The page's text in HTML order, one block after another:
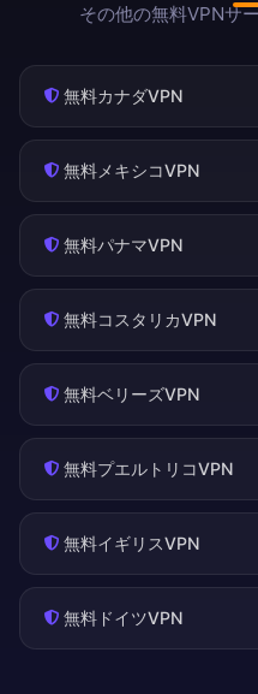
その他の無料VPNサ
無料カナダVPN
無料メキシコVPN
無料パナマVPN
無料コスタリカVPN
無料ベリーズVPN
無料プエルトリコVPN
無料イギリスVPN
無料ドイツVPN